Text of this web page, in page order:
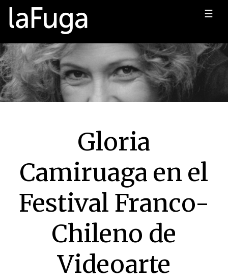
☰
Gloria
Camiruaga en el
Festival Franco-
Chileno de
Videoarte